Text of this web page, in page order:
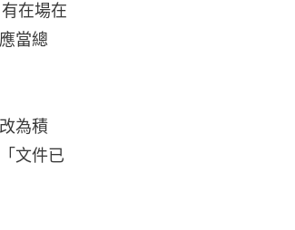
在場在
當總
為積
文件已